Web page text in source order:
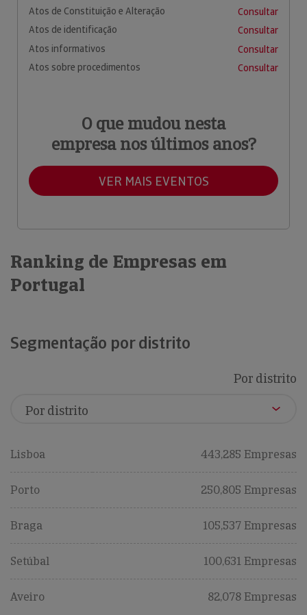
Atos de Constituição e Alteração
Consultar
Atos de identificação
Consultar
Atos informativos
Consultar
Atos sobre procedimentos
Consultar
O que mudou nesta
empresa nos últimos anos?
VER MAIS EVENTOS
Ranking de Empresas em
Portugal
Segmentação por distrito
Por distrito
Lisboa 443,285 Empresas
Porto 250,805 Empresas
Braga 105,537 Empresas
Setúbal 100,631 Empresas
Aveiro 82,078 Empresas